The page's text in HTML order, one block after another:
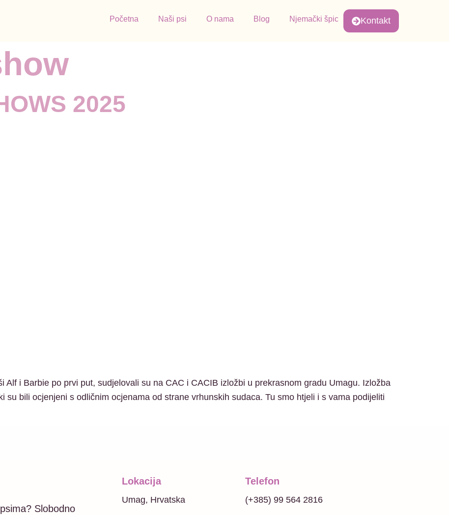
Početna Naši psi O nama Blog Njemački špic Kontakt
2025
Alf i Barbie po prvi put, sudjelovali su na CAC i CACIB izložbi u prekrasnom gradu Umagu. Izložba
su bili ocjenjeni s odličnim ocjenama od strane vrhunskih sudaca. Tu smo htjeli i s vama podijeliti
Slobodno
Lokacija
Umag, Hrvatska
Telefon
(+385) 99 564 2816